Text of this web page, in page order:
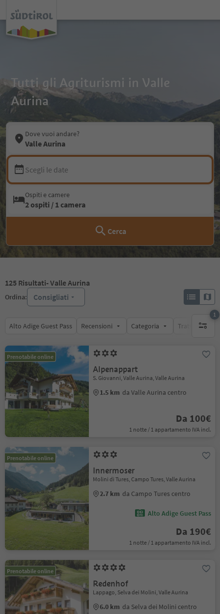
Tutti gli Agriturismi in Valle
Aurina
Dove vuoi andare?
Valle Aurina
Scegli le date
Ospiti e camere
2 ospiti / 1 camera
Cerca
125 Risultati- Valle Aurina
Ordina: Consigliati
Alto Adige Guest Pass Recensioni Categoria Trattamento
1
1 filtro
Prenotabile online
Alpenappart
S. Giovanni, Valle Aurina, Valle Aurina
1.5 km da Valle Aurina centro
Da 100€
1 notte / 1 appartamento IVA incl.
Prenotabile online
Innermoser
Molini di Tures, Campo Tures, Valle Aurina
2.7 km da Campo Tures centro
Alto Adige Guest Pass
Da 190€
1 notte / 1 appartamento IVA incl.
Prenotabile online
Redenhof
Lappago, Selva dei Molini, Valle Aurina
6.0 km da Selva dei Molini centro